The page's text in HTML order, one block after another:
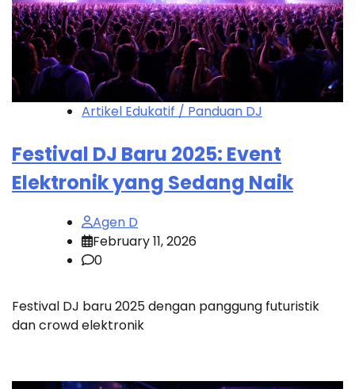
Artikel Edukatif / Panduan DJ
Festival DJ Baru 2025: Event
Elektronik yang Sedang Naik
Agen D
February 11, 2026
0
Festival DJ baru 2025 dengan panggung futuristik
dan crowd elektronik